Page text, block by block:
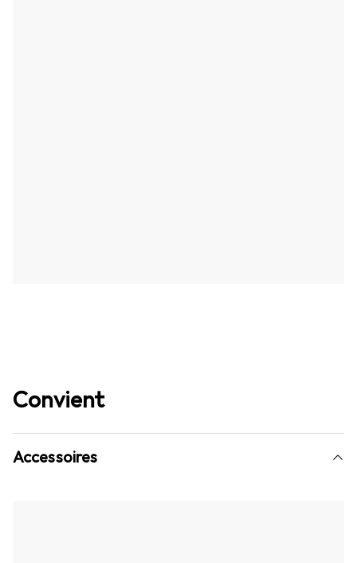
Convient
Accessoires